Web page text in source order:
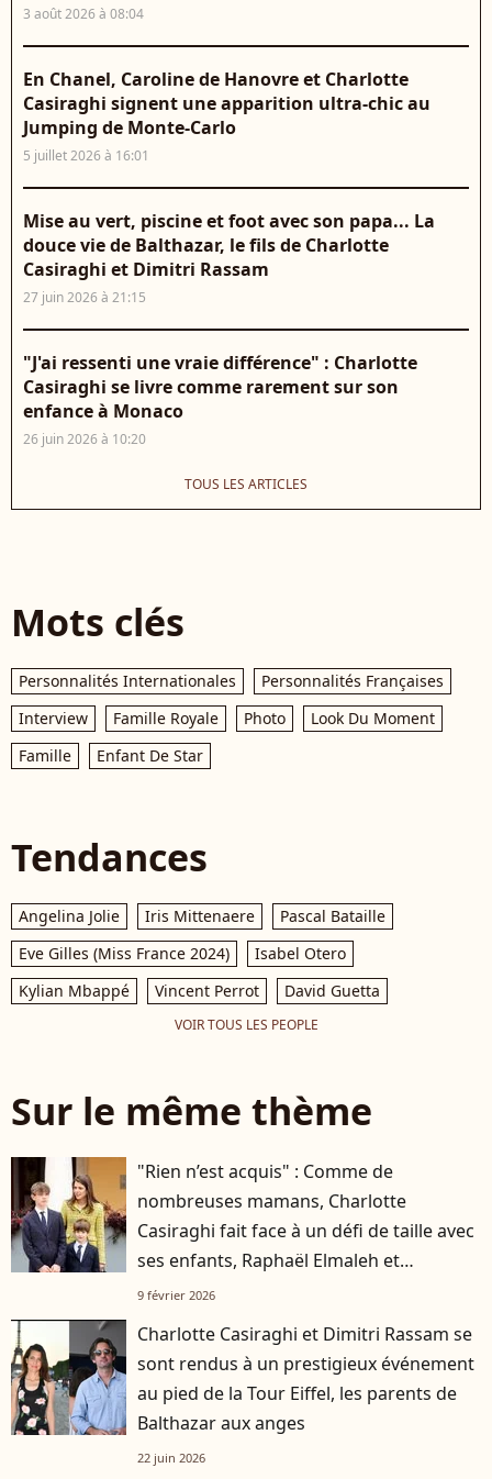
3 août 2026 à 08:04
En Chanel, Caroline de Hanovre et Charlotte
Casiraghi signent une apparition ultra-chic au
Jumping de Monte-Carlo
5 juillet 2026 à 16:01
Mise au vert, piscine et foot avec son papa... La
douce vie de Balthazar, le fils de Charlotte
Casiraghi et Dimitri Rassam
27 juin 2026 à 21:15
"J'ai ressenti une vraie différence" : Charlotte
Casiraghi se livre comme rarement sur son
enfance à Monaco
26 juin 2026 à 10:20
TOUS LES ARTICLES
Mots clés
Personnalités Internationales
Personnalités Françaises
Interview
Famille Royale Photo
Look Du Moment
Famille
Enfant De Star
Tendances
Angelina Jolie Iris Mittenaere
Pascal Bataille
Eve Gilles (Miss France 2024)
Isabel Otero
Kylian Mbappé
Vincent Perrot David Guetta
VOIR TOUS LES PEOPLE
Sur le même thème
"Rien n’est acquis" : Comme de
nombreuses mamans, Charlotte
Casiraghi fait face à un défi de taille avec
ses enfants, Raphaël Elmaleh et
Balthazar Rassam
9 février 2026
Charlotte Casiraghi et Dimitri Rassam se
sont rendus à un prestigieux événement
au pied de la Tour Eiffel, les parents de
Balthazar aux anges
22 juin 2026